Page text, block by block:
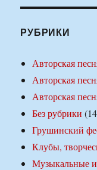
РУБРИКИ
Авторская
Авторская
Авторская
Без рубрики
Грушинский
Клубы,
Музыкальные